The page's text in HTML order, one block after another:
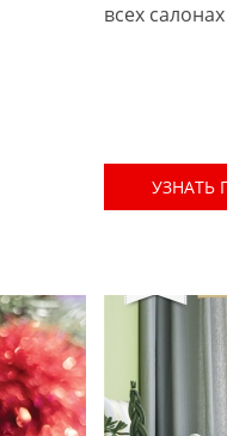
всех
УЗНАТЬ